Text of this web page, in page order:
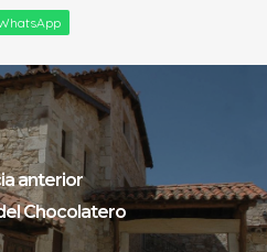
anterior
Chocolatero